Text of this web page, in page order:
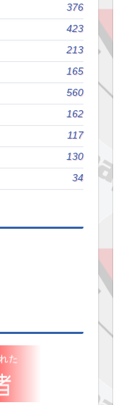
376
423
213
165
560
162
117
130
34